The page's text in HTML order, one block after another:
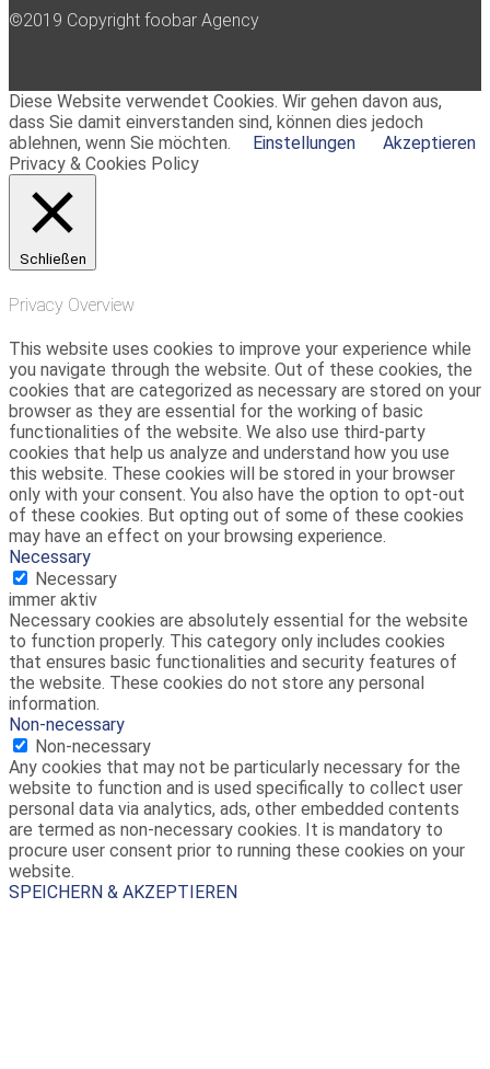
©2019 Copyright foobar Agency
Diese Website verwendet Cookies. Wir gehen davon aus,
dass Sie damit einverstanden sind, können dies jedoch
ablehnen, wenn Sie möchten.
Einstellungen
Akzeptieren
Privacy & Cookies Policy
Schließen
Privacy Overview
This website uses cookies to improve your experience while
you navigate through the website. Out of these cookies, the
cookies that are categorized as necessary are stored on your
browser as they are essential for the working of basic
functionalities of the website. We also use third-party
cookies that help us analyze and understand how you use
this website. These cookies will be stored in your browser
only with your consent. You also have the option to opt-out
of these cookies. But opting out of some of these cookies
may have an effect on your browsing experience.
Necessary
Necessary
immer aktiv
Necessary cookies are absolutely essential for the website
to function properly. This category only includes cookies
that ensures basic functionalities and security features of
the website. These cookies do not store any personal
information.
Non-necessary
Non-necessary
Any cookies that may not be particularly necessary for the
website to function and is used specifically to collect user
personal data via analytics, ads, other embedded contents
are termed as non-necessary cookies. It is mandatory to
procure user consent prior to running these cookies on your
website.
SPEICHERN & AKZEPTIEREN